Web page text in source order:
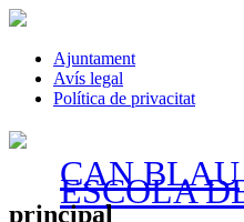
Ajuntament
Avís legal
Política de privacitat
CAN BLAU
ESCOLA
principal